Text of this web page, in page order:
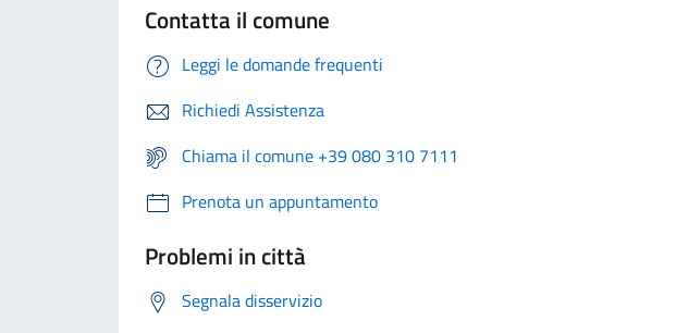
Contatta il comune
Leggi le domande frequenti
Richiedi Assistenza
Chiama il comune +39 080 310 7111
Prenota un appuntamento
Problemi in città
Segnala disservizio